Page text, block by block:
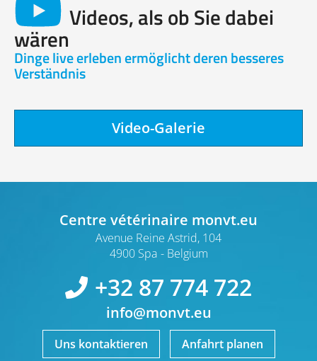
Videos, als ob Sie dabei
wären
Dinge live erleben ermöglicht deren besseres
Verständnis
Video-Galerie
Centre vétérinaire monvt.eu
Avenue Reine Astrid, 104
4900 Spa
Belgium
+32 87 774 722
info@monvt.eu
Uns kontaktieren Anfahrt planen